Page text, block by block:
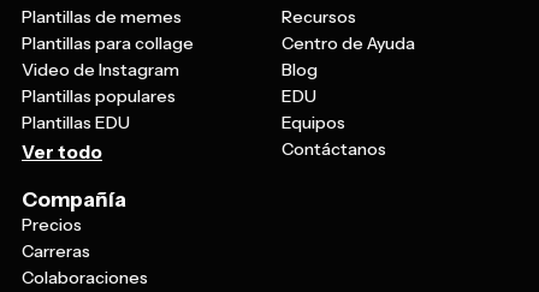
Plantillas de memes
Plantillas para collage
Video de Instagram
Plantillas populares
Plantillas EDU
Ver todo
Recursos
Centro de Ayuda
Blog
EDU
Equipos
Contáctanos
Compañía
Precios
Carreras
Colaboraciones